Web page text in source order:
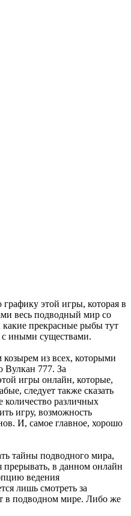
этой игры, которая в
весь подводный мир со
прекрасные рыбы тут
с иными существами.
козырем из всех, которыми
Вулкан 777. За
игры онлайн, которые,
следует также сказать
количество различных
игру, возможность
И, самое главное, хорошо
тайны подводного мира,
прерывать, в данном онлайн
ведения
лишь смотреть за
в подводном мире. Либо же